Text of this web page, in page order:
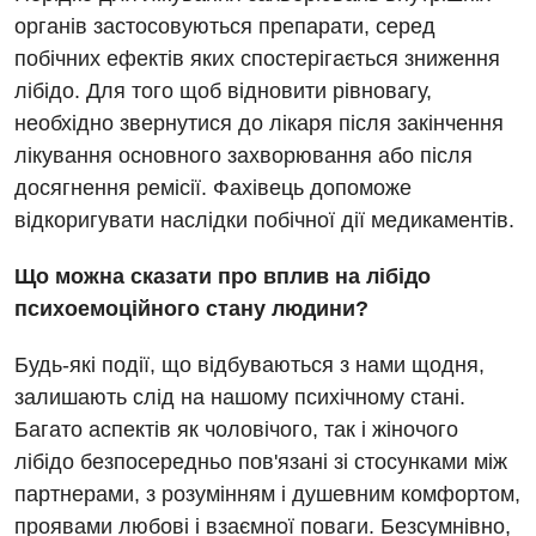
Дитяча ендокринологія
Дитяча кардіоревматологія
Дитяча неврологія
Дитяча ортопедія і травматологія
Дитяча оториноларингологія
Дитяча урологія
Дитяча хірургія
Педіатрія
органів застосовуються препарати, серед
побічних ефектів яких спостерігається зниження
лібідо. Для того щоб відновити рівновагу,
необхідно звернутися до лікаря після закінчення
лікування основного захворювання або після
досягнення ремісії. Фахівець допоможе
відкоригувати наслідки побічної дії медикаментів.
Що можна сказати про вплив на лібідо
психоемоційного стану людини?
Будь-які події, що відбуваються з нами щодня,
залишають слід на нашому психічному стані.
Багато аспектів як чоловічого, так і жіночого
лібідо безпосередньо пов'язані зі стосунками між
партнерами, з розумінням і душевним комфортом,
проявами любові і взаємної поваги. Безсумнівно,